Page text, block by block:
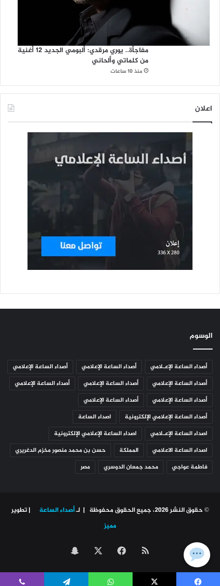
مفاجأة.. يوري مرقدي: ألبومي الجديد 12 أغنية
من كلماتي وألحاني
منذ 10 ساعات
اعلان
الوسوم
أصداء الساعة الإعـلامي أصداء الساعة الإعلامي
أصداء الساعة الإعلامي
أصداء الساعة الإعلامي
أصداء الساعة الإعلامي
أصداء الساعة الإعلامي
أصداء الساعة الإعلامي
أصداء الساعة الإعلامي
أصداء الساعة الإعلامي الإلكترونية
اصداء الساعة
اصداء الساعة الإعـلامي
اصداء الساعة الإعلامي الإلكترونية
اصداء الساعة الاعلامي
المملكة
حسن بن محمد منصور مخزم الدغريري
فاطمة عواجي
محمد جمعان الدوسري مصر
© حقوق النشر 2026، جميع الحقوق محفوظة | لـ أصداء الساعة
| تطوير
مميز
ملخص
الموقع
فيسبوك
تشات